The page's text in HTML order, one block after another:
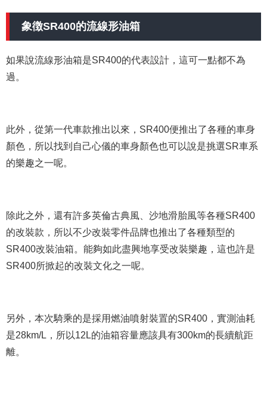
象徴SR400的流線形油箱
如果說流線形油箱是SR400的代表設計，這可一點都不為
過。
此外，從第一代車款推出以來，SR400便推出了各種的車身
顏色，所以找到自己心儀的車身顏色也可以說是挑選SR車系
的樂趣之一呢。
除此之外，還有許多英倫古典風、沙地滑胎風等各種SR400
的改裝款，所以不少改裝零件品牌也推出了各種類型的
SR400改裝油箱。能夠如此盡興地享受改裝樂趣，這也許是
SR400所掀起的改裝文化之一呢。
另外，本次騎乘的是採用燃油噴射裝置的SR400，實測油耗
是28km/L，所以12L的油箱容量應該具有300km的長續航距
離。